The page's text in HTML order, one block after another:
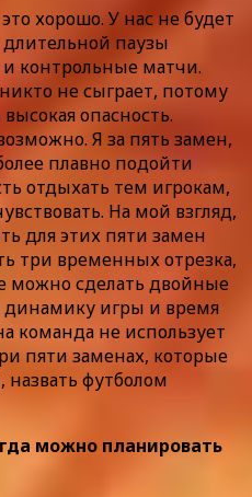
хорошо. У нас не будет
паузы
контрольные матчи.
не сыграет, потому
опасность.
Я за пять замен,
плавно подойти
отдыхать тем игрокам,
На мой взгляд,
для этих пяти замен
три временных отрезка,
можно сделать двойные
игры и время
команда не использует
пяти заменах, которые
футболом
можно планировать